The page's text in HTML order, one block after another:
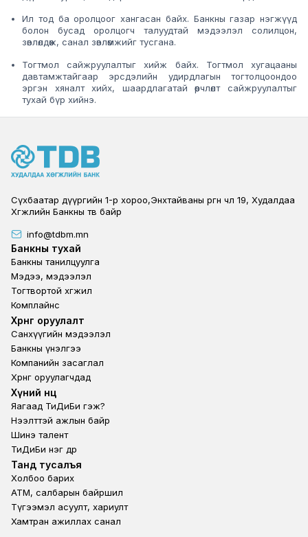
Ил тод ба оролцоог хангасан байх. Банкны газар нэгжүүд
болон бусад оролцогч талуудтай мэдээлэл солилцон,
зөвлөлдөж, санал зөвлөмжийг тусгана.
Тогтмол сайжруулалтыг хийж байх. Тогтмол хугацааны
давтамжтайгаар эрсдэлийн удирдлагын тогтолцоондоо
эргэн хяналт хийх, шаардлагатай өөрчлөлт сайжруулалтыг
тухай бүр хийнэ.
Сүхбаатар дүүргийн 1-р хороо,Энхтайваны өргөн чөлөө 19, Худалдаа
Хөгжлийн Банкны төв байр
info@tdbm.mn
Footer
Банкны тухай
Банкны танилцуулга
Мэдээ, мэдээлэл
Тогтвортой хөгжил
Комплайнс
Footer third
Хөрөнгө оруулалт
Санхүүгийн мэдээлэл
Банкны үнэлгээ
Компанийн засаглал
Хөрөнгө оруулагчдад
Footer second
Хүний нөөц
Яагаад ТиДиБи гэж?
Нээлттэй ажлын байр
Шинэ талент
ТиДиБи нэг өдөр
Footer fourth
Танд тусалъя
Холбоо барих
ATM, салбарын байршил
Түгээмэл асуулт, хариулт
Хамтран ажиллах санал